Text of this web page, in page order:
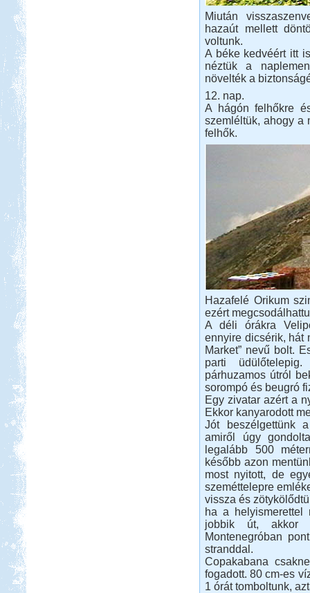
Miután
hazaút mellett
voltunk.
A béke kedvéért itt
néztük a
növelték a
12. nap.
A hágón felhőkre
szemléltük, ahogy a
felhők.
Hazafelé Orikum
ezért
A déli órákra
ennyire dicsérik, hát
Market” nevű bolt.
parti
párhuzamos útról
sorompó és beugró
Egy zivatar azért a
Ekkor kanyarodott
Jót beszélgettünk
amiről úgy
legalább 500
később azon
most nyitott, de
szeméttelepre
vissza és
ha a helyismerettel
jobbik út, akkor
Montenegróban
stranddal.
Copakabana
fogadott. 80 cm-es
1 órát tomboltunk,